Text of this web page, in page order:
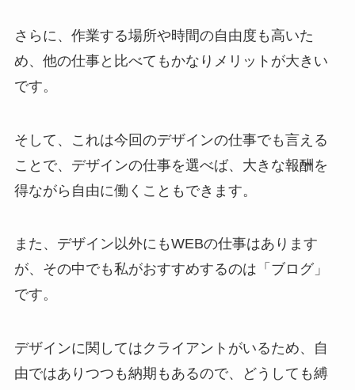
さらに、作業する場所や時間の自由度も高いた
め、他の仕事と比べてもかなりメリットが大きい
です。
そして、これは今回のデザインの仕事でも言える
ことで、デザインの仕事を選べば、大きな報酬を
得ながら自由に働くこともできます。
また、デザイン以外にもWEBの仕事はあります
が、その中でも私がおすすめするのは「ブログ」
です。
デザインに関してはクライアントがいるため、自
由ではありつつも納期もあるので、どうしても縛